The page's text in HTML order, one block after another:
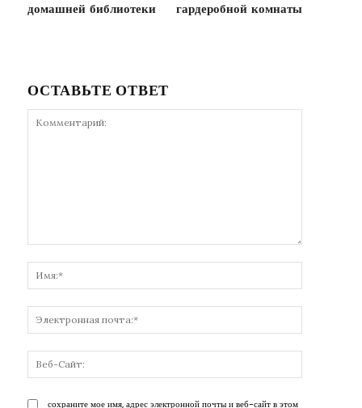
домашней библиотеки
гардеробной комнаты
ОСТАВЬТЕ ОТВЕТ
почта:*
Сайт:
сохраните мое имя, адрес электронной почты и веб-сайт в этом